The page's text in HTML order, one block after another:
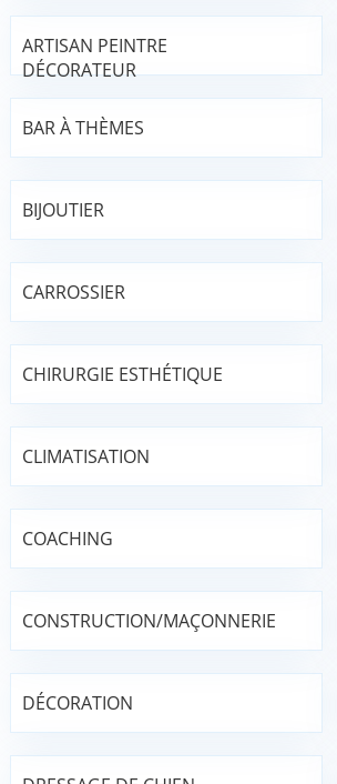
ARTISAN PEINTRE
DÉCORATEUR
BAR À THÈMES
BIJOUTIER
CARROSSIER
CHIRURGIE ESTHÉTIQUE
CLIMATISATION
COACHING
CONSTRUCTION/MAÇONNERIE
DÉCORATION